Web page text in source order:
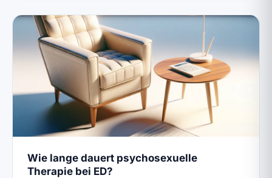
Wie lange dauert psychosexuelle
Therapie bei ED?